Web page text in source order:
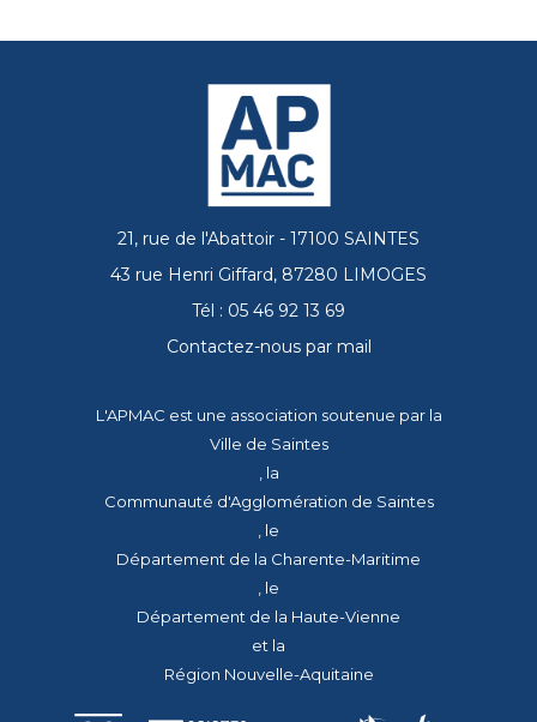
21, rue de l'Abattoir - 17100 SAINTES
43 rue Henri Giffard, 87280 LIMOGES
Tél : 05 46 92 13 69
Contactez-nous par mail
L'APMAC est une association soutenue par la
Ville de Saintes
, la
Communauté d'Agglomération de Saintes
, le
Département de la Charente-Maritime
, le
Département de la Haute-Vienne
et la
Région Nouvelle-Aquitaine